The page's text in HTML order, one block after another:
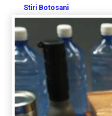
Stiri Botosani